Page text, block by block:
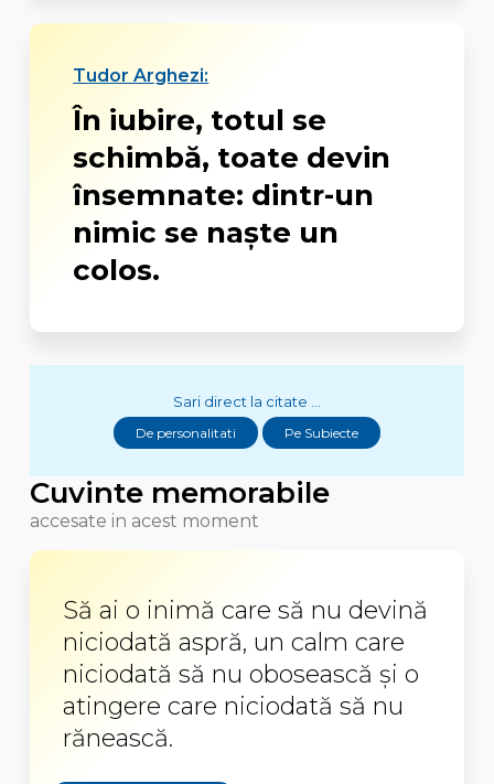
Tudor Arghezi:
În iubire, totul se
schimbă, toate devin
însemnate: dintr-un
nimic se naște un
colos.
Sari direct la citate ...
De personalitati Pe Subiecte
Cuvinte memorabile
accesate in acest moment
Să ai o inimă care să nu devină
niciodată aspră, un calm care
niciodată să nu obosească şi o
atingere care niciodată să nu
rănească.